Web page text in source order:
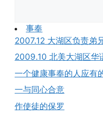
事奉
2007.12 大湖区负责弟
2009.10 北美大湖区华
一个健康事奉的人应有
一与同心合意
作使徒的保罗